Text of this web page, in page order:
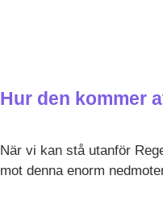
Hur den kommer
När vi kan stå utanför
mot denna enorm